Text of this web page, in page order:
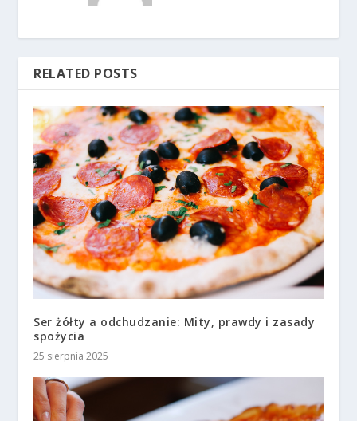
RELATED POSTS
Ser żółty a odchudzanie: Mity, prawdy i zasady
spożycia
25 sierpnia 2025